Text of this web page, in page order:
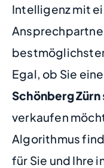
Intelligenz mit
Egal, ob Sie
Schönberg Zürn
verkaufen
Algorithmus
für Sie und Ihre